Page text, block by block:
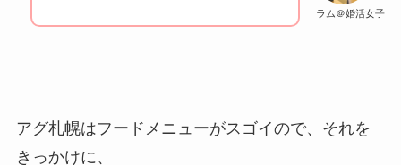
ラム＠婚活女子
アグ札幌はフードメニューがスゴイので、それを
きっかけに、